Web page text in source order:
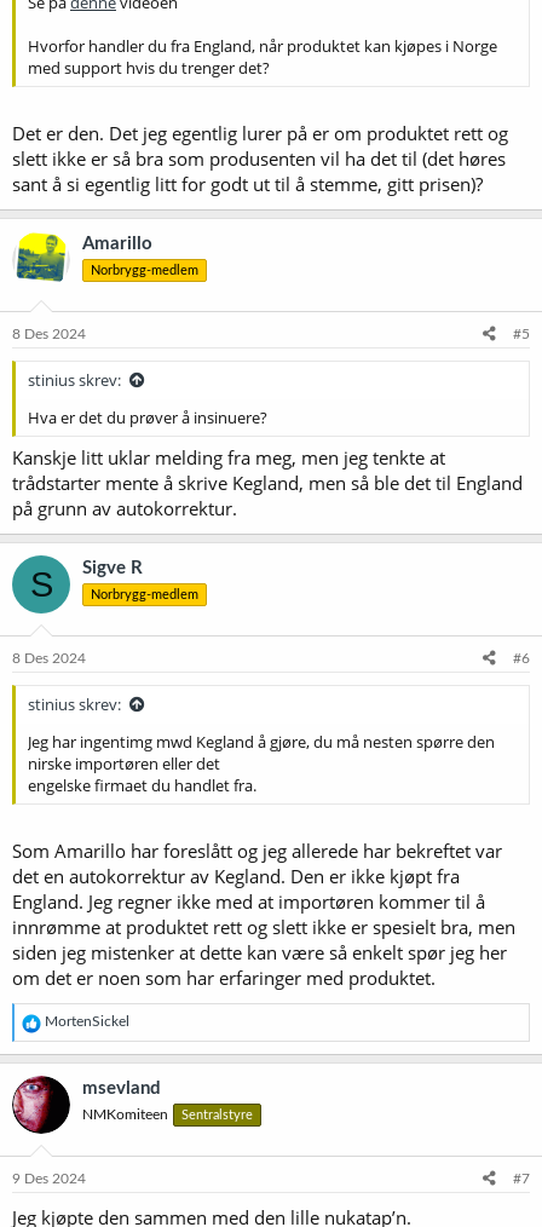
Hvorfor handler du fra England, når produktet kan kjøpes i Norge
med support hvis du trenger det?
Det er den. Det jeg egentlig lurer på er om produktet rett og
slett ikke er så bra som produsenten vil ha det til (det høres
sant å si egentlig litt for godt ut til å stemme, gitt prisen)?
Amarillo
Norbrygg-medlem
8 Des 2024 #5
stinius skrev:
Hva er det du prøver å insinuere?
Kanskje litt uklar melding fra meg, men jeg tenkte at
trådstarter mente å skrive Kegland, men så ble det til England
på grunn av autokorrektur.
S Sigve R
Norbrygg-medlem
8 Des 2024 #6
stinius skrev:
Jeg har ingentimg mwd Kegland å gjøre, du må nesten spørre den
nirske importøren eller det
engelske firmaet du handlet fra.
Som Amarillo har foreslått og jeg allerede har bekreftet var
det en autokorrektur av Kegland. Den er ikke kjøpt fra
England. Jeg regner ikke med at importøren kommer til å
innrømme at produktet rett og slett ikke er spesielt bra, men
siden jeg mistenker at dette kan være så enkelt spør jeg her
om det er noen som har erfaringer med produktet.
R
e
a
k
s
j
o
e
:
MortenSickel
msevland
NMKomiteen Sentralstyre
9 Des 2024 #7
Jeg kjøpte den sammen med den lille nukatap’n.